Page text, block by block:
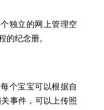
独立的网上管理空
的纪念册。
个宝宝可以根据自
事件，可以上传照